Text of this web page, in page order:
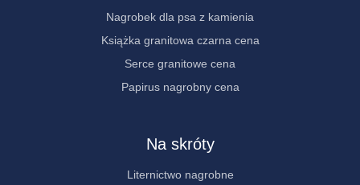
Nagrobek dla psa z kamienia
Książka granitowa czarna cena
Serce granitowe cena
Papirus nagrobny cena
Na skróty
Liternictwo nagrobne